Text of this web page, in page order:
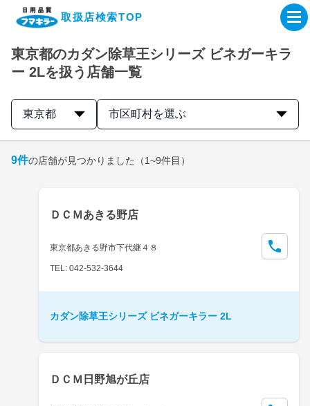
取扱店検索TOP
企業・IR情報サイト
製品情報サイト
取扱店検索はこちら
東京都のカダン除草王シリーズ ビネガーキラ
ー 2Lを扱う店舗一覧
東京都 市区町村を選ぶ
9件の店舗が見つかりました （1~9件目）
ＤＣＭあきる野店
東京都あきる野市下代継４８
TEL: 042-532-3644
カダン除草王シリーズ ビネガーキラー 2L
ＤＣＭ日野旭が丘店